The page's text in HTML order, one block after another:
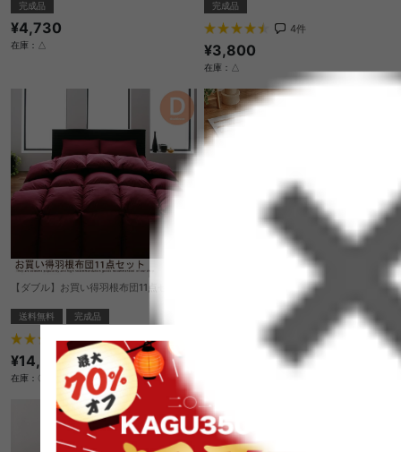
完成品
¥4,730
在庫：△
完成品
4件
¥3,800
在庫：△
【ダブル】お買い得羽根布団11点セット
送料無料 完成品
2件
¥14,720
在庫：〇
【セミシングル】ロール式すのこマット